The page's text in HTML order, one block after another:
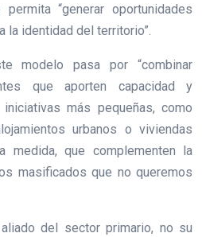
“generar oportunidades
la identidad del territorio”.
modelo pasa por “combinar
que aporten capacidad y
más pequeñas, como
urbanos o viviendas
medida, que complementen la
masificados que no queremos
del sector primario, no su